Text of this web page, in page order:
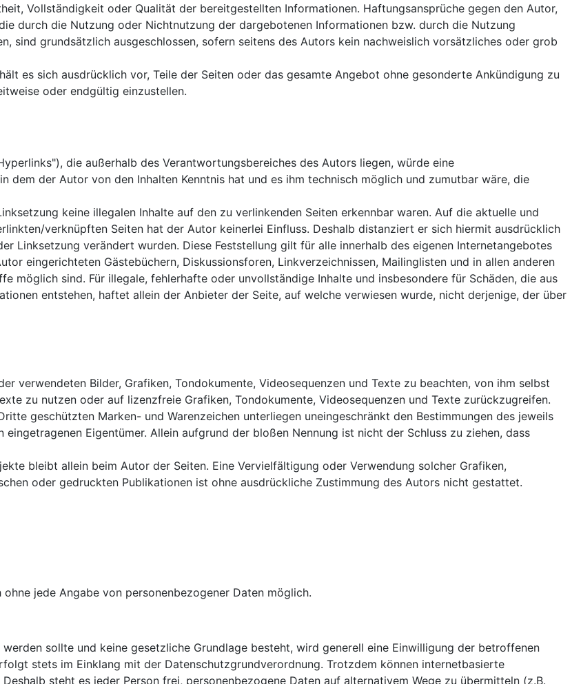
Vollständigkeit oder Qualität der bereitgestellten Informationen. Haftungsansprüche gegen den Autor,
durch die Nutzung oder Nichtnutzung der dargebotenen Informationen bzw. durch die Nutzung
sind grundsätzlich ausgeschlossen, sofern seitens des Autors kein nachweislich vorsätzliches oder grob
es sich ausdrücklich vor, Teile der Seiten oder das gesamte Angebot ohne gesonderte Ankündigung zu
oder endgültig einzustellen.
die außerhalb des Verantwortungsbereiches des Autors liegen, würde eine
dem der Autor von den Inhalten Kenntnis hat und es ihm technisch möglich und zumutbar wäre, die
keine illegalen Inhalte auf den zu verlinkenden Seiten erkennbar waren. Auf die aktuelle und
verknüpften Seiten hat der Autor keinerlei Einfluss. Deshalb distanziert er sich hiermit ausdrücklich
Linksetzung verändert wurden. Diese Feststellung gilt für alle innerhalb des eigenen Internetangebotes
eingerichteten Gästebüchern, Diskussionsforen, Linkverzeichnissen, Mailinglisten und in allen anderen
möglich sind. Für illegale, fehlerhafte oder unvollständige Inhalte und insbesondere für Schäden, die aus
entstehen, haftet allein der Anbieter der Seite, auf welche verwiesen wurde, nicht derjenige, der über
verwendeten Bilder, Grafiken, Tondokumente, Videosequenzen und Texte zu beachten, von ihm selbst
zu nutzen oder auf lizenzfreie Grafiken, Tondokumente, Videosequenzen und Texte zurückzugreifen.
geschützten Marken- und Warenzeichen unterliegen uneingeschränkt den Bestimmungen des jeweils
Eigentümer. Allein aufgrund der bloßen Nennung ist nicht der Schluss zu ziehen, dass
bleibt allein beim Autor der Seiten. Eine Vervielfältigung oder Verwendung solcher Grafiken,
oder gedruckten Publikationen ist ohne ausdrückliche Zustimmung des Autors nicht gestattet.
jede Angabe von personenbezogener Daten möglich.
sollte und keine gesetzliche Grundlage besteht, wird generell eine Einwilligung der betroffenen
stets im Einklang mit der Datenschutzgrundverordnung. Trotzdem können internetbasierte
steht es jeder Person frei, personenbezogene Daten auf alternativem Wege zu übermitteln (z.B.